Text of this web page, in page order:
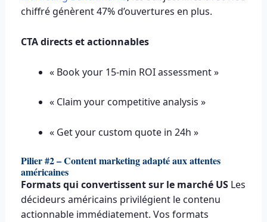
chiffré génèrent 47% d’ouvertures en plus.
CTA directs et actionnables
« Book your 15-min ROI assessment »
« Claim your competitive analysis »
« Get your custom quote in 24h »
Pilier #2 – Content marketing adapté aux attentes
américaines
Formats qui convertissent sur le marché USLes
décideurs américains privilégient le contenu
actionnable immédiatement. Vos formats